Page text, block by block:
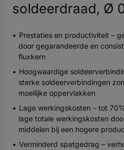
soldeerdraad, Ø
Prestaties en productiviteit –
door gegarandeerde en
fluxkern
Hoogwaardige
sterke soldeerverbindingen
moeilijke oppervlakken
Lage werkingskosten – tot
lage totale werkingskosten
middelen bij een hogere
Verminderd spatgedrag –